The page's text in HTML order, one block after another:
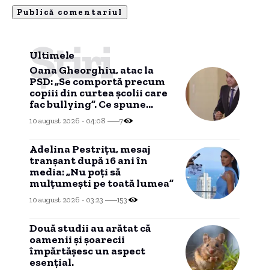
Ultimele
Știri
Oana Gheorghiu, atac la
PSD: „Se comportă precum
copiii din curtea școlii care
fac bullying”. Ce spune
despre alegerile anticipate
10 august 2026 - 04:08 7
Adelina Pestrițu, mesaj
tranșant după 16 ani în
media: „Nu poți să
mulțumești pe toată lumea”
10 august 2026 - 03:23 153
Două studii au arătat că
oamenii și șoarecii
împărtășesc un aspect
esențial.